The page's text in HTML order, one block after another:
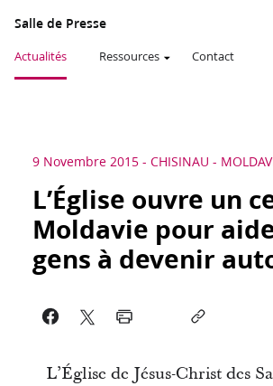
Salle de Presse
Actualités Ressources Contact
9 Novembre 2015 - CHISINAU -
L’Église ouvre un
Moldavie pour
gens à devenir
L’Église de Jésus-Christ des